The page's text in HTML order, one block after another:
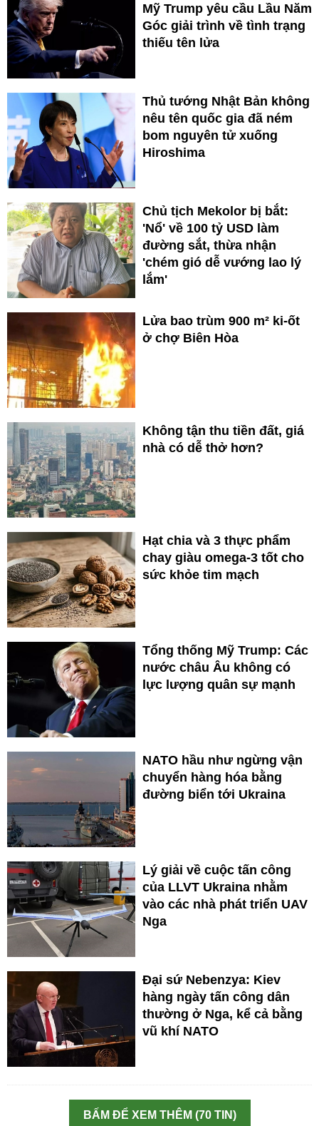
Mỹ Trump yêu cầu Lầu Năm
Góc giải trình về tình trạng
thiếu tên lửa
Thủ tướng Nhật Bản không
nêu tên quốc gia đã ném
bom nguyên tử xuống
Hiroshima
Chủ tịch Mekolor bị bắt:
'Nổ' về 100 tỷ USD làm
đường sắt, thừa nhận
'chém gió dễ vướng lao lý
lắm'
Lửa bao trùm 900 m² ki-ốt
ở chợ Biên Hòa
Không tận thu tiền đất, giá
nhà có dễ thở hơn?
Hạt chia và 3 thực phẩm
chay giàu omega-3 tốt cho
sức khỏe tim mạch
Tổng thống Mỹ Trump: Các
nước châu Âu không có
lực lượng quân sự mạnh
NATO hầu như ngừng vận
chuyển hàng hóa bằng
đường biển tới Ukraina
Lý giải về cuộc tấn công
của LLVT Ukraina nhằm
vào các nhà phát triển UAV
Nga
Đại sứ Nebenzya: Kiev
hàng ngày tấn công dân
thường ở Nga, kể cả bằng
vũ khí NATO
BẤM ĐỂ XEM THÊM (70 TIN)